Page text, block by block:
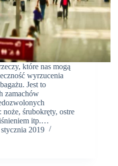
które nas mogą
wyrzucenia
Jest to
zamachów
noże, śrubokręty, ostre
itp.…
2019